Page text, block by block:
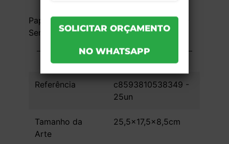
Papelão 340g - 4x0 - 25,5x17,5x8,5cm -
Sem Verniz - 25 unid
INFORMAÇÕES DO PRODUTO
Referência
c8593810538349 -
25un
Tamanho da
Arte
25,5x17,5x8,5cm